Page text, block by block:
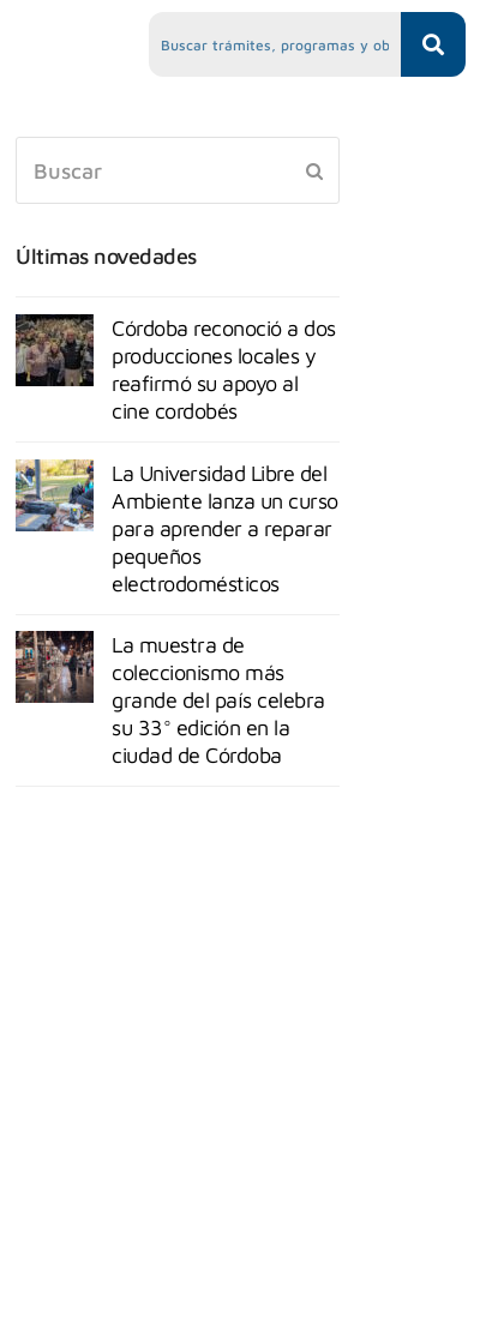
Últimas novedades
Córdoba reconoció a dos
producciones locales y
reafirmó su apoyo al
cine cordobés
La Universidad Libre del
Ambiente lanza un curso
para aprender a reparar
pequeños
electrodomésticos
La muestra de
coleccionismo más
grande del país celebra
su 33° edición en la
ciudad de Córdoba